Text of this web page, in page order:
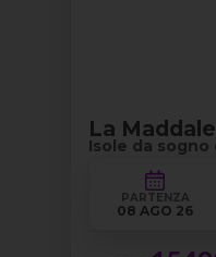
La
Isole da
PARTENZA
08 AGO 26